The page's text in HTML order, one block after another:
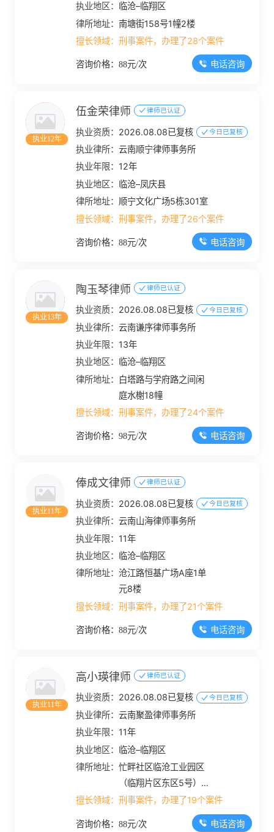
执业地区： 临沧–临翔区
律所地址：南塘街158号1幢2楼
擅长领域：刑事案件，办理了28个案件
咨询价格：88元/次 电话咨询
执业12年
伍金荣律师 律师已认证
执业资质： 2026.08.08已复核 今日已复核
执业律所：云南顺宁律师事务所
执业年限： 12年
执业地区： 临沧–凤庆县
律所地址： 顺宁文化广场5栋301室
擅长领域：刑事案件，办理了26个案件
咨询价格：88元/次 电话咨询
执业13年
陶玉琴律师 律师已认证
执业资质： 2026.08.08已复核 今日已复核
执业律所：云南谦序律师事务所
执业年限： 13年
执业地区： 临沧–临翔区
律所地址：
白塔路与学府路之间闲
庭水榭18幢
擅长领域：刑事案件，办理了24个案件
咨询价格：98元/次 电话咨询
执业11年
俸成文律师 律师已认证
执业资质： 2026.08.08已复核 今日已复核
执业律所：云南山海律师事务所
执业年限： 11年
执业地区： 临沧–临翔区
律所地址：沧江路恒基广场A座1单
元8楼
擅长领域：刑事案件，办理了21个案件
咨询价格：88元/次 电话咨询
执业11年
高小瑛律师 律师已认证
执业资质： 2026.08.08已复核 今日已复核
执业律所：云南聚盈律师事务所
执业年限： 11年
执业地区： 临沧–临翔区
律所地址：忙畔社区临沧工业园区
（临翔片区东区5号）11
层
擅长领域：刑事案件，办理了19个案件
咨询价格：88元/次 电话咨询